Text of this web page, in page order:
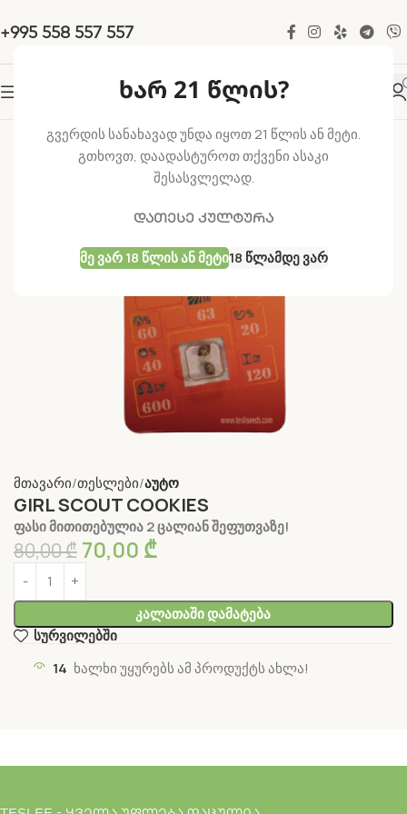
ხარ 21 წლის?
გვერდის სანახავად უნდა იყოთ 21 წლის ან მეტი.
გთხოვთ, დაადასტუროთ თქვენი ასაკი
შესასვლელად.
დათესე კულტურა
Მე Ვარ 18 Წლის Ან Მეტი18 Წლამდე Ვარ
+995 558 557 557
მთავარი თესლები აუტო
GIRL SCOUT COOKIES
ფასი მითითებულია 2 ცალიან შეფუთვაზე!
80,00₾ 70,00 ₾
Კალათაში Დამატება
სურვილებში
14 ხალხი უყურებს ამ პროდუქტს ახლა!